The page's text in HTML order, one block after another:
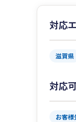
対応
滋賀県
対応
お客様